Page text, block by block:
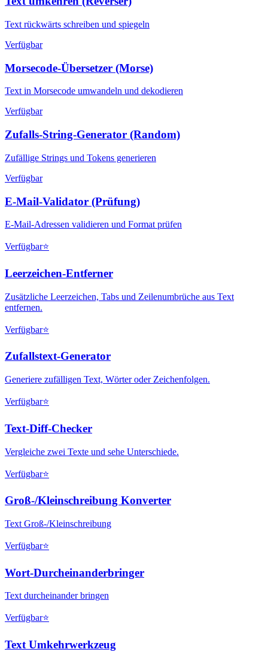
Text rückwärts schreiben und spiegeln
Verfügbar
Morsecode-Übersetzer (Morse)
Text in Morsecode umwandeln und dekodieren
Verfügbar
Zufalls-String-Generator (Random)
Zufällige Strings und Tokens generieren
Verfügbar
E-Mail-Validator (Prüfung)
E-Mail-Adressen validieren und Format prüfen
Verfügbar⭐
Leerzeichen-Entferner
Zusätzliche Leerzeichen, Tabs und Zeilenumbrüche aus Text
entfernen.
Verfügbar⭐
Zufallstext-Generator
Generiere zufälligen Text, Wörter oder Zeichenfolgen.
Verfügbar⭐
Text-Diff-Checker
Vergleiche zwei Texte und sehe Unterschiede.
Verfügbar⭐
Groß-/Kleinschreibung Konverter
Text Groß-/Kleinschreibung
Verfügbar⭐
Wort-Durcheinanderbringer
Text durcheinander bringen
Verfügbar⭐
Text Umkehrwerkzeug